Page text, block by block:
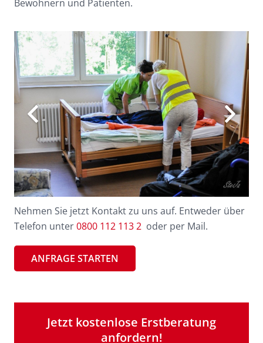
Bewohnern und Patienten.
Nehmen Sie jetzt Kontakt zu uns auf. Entweder über
Telefon unter0800 112 113 2 oder per Mail.
ANFRAGE STARTEN
Jetzt kostenlose Erstberatung
anfordern!